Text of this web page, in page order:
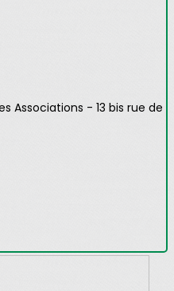
Associations - 13 bis rue de